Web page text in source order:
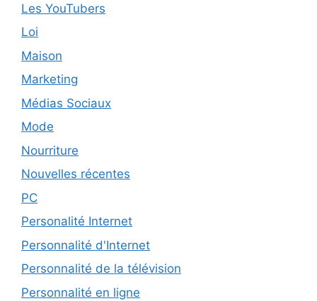
Les YouTubers
Loi
Maison
Marketing
Médias Sociaux
Mode
Nourriture
Nouvelles récentes
PC
Personalité Internet
Personnalité d'Internet
Personnalité de la télévision
Personnalité en ligne